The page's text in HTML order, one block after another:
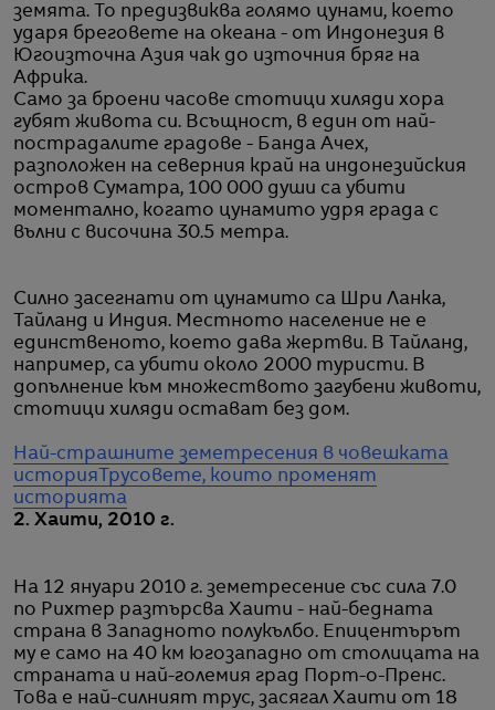
земята. То предизвиква голямо цунами, което
ударя бреговете на океана - от Индонезия в
Югоизточна Азия чак до източния бряг на
Африка.
Само за броени часове стотици хиляди хора
губят живота си. Всъщност, в един от най-
пострадалите градове - Банда Ачех,
разположен на северния край на индонезийския
остров Суматра, 100 000 души са убити
моментално, когато цунамито удря града с
вълни с височина 30.5 метра.
Силно засегнати от цунамито са Шри Ланка,
Тайланд и Индия. Местното население не е
единственото, което дава жертви. В Тайланд,
например, са убити около 2000 туристи. В
допълнение към множеството загубени животи,
стотици хиляди остават без дом.
Най-страшните земетресения в човешката
история Трусовете, които променят
историята
2. Хаити, 2010 г.
На 12 януари 2010 г. земетресение със сила 7.0
по Рихтер разтърсва Хаити - най-бедната
страна в Западното полукълбо. Епицентърът
му е само на 40 км югозападно от столицата на
страната и най-големия град Порт-о-Пренс.
Това е най-силният трус, засягал Хаити от 18